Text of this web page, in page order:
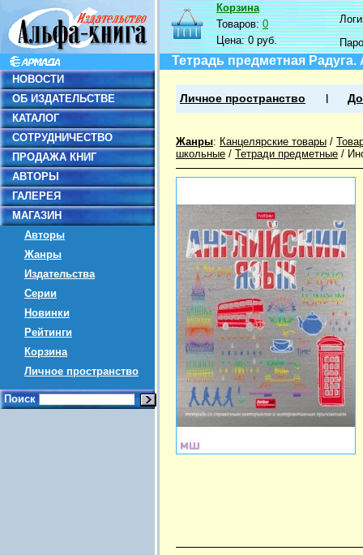
НОВОСТИ
ОБ ИЗДАТЕЛЬСТВЕ
КАТАЛОГ
СОТРУДНИЧЕСТВО
ПРОДАЖА КНИГ
АВТОРЫ
ГАЛЕРЕЯ
МАГАЗИН
Авторы
Жанры
Издательства
Серии
Новинки
Рейтинги
Корзина
Личное пространство
Поиск
Корзина
Товаров:0
Цена:0 руб.
Тетрадь предметная Радуга.
Личное пространство
Жанры: Канцелярские товары /
школьные / Тетради предметные /